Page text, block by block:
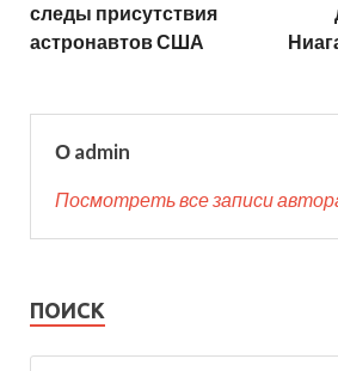
следы присутствия
астронавтов США
О admin
Посмотреть все записи
ПОИСК